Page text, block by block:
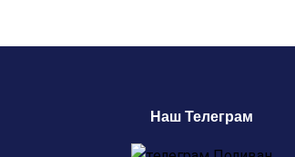
Наш Телеграм